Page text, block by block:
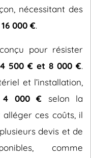
nécessitant des
16 000 €.
pour résister
4 500 € et 8 000 €.
et l’installation,
000 € selon la
alléger ces coûts, il
devis et de
comme